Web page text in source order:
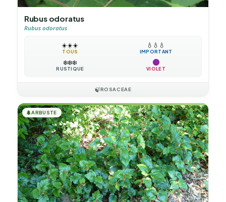
Rubus odoratus
Rubus odoratus
☀️☀️☀️
TOUS
💧 💧 💧
IMPORTANT
❄️❄️❄️
RUSTIQUE VIOLET
🍃ROSACEAE
🌲ARBUSTE